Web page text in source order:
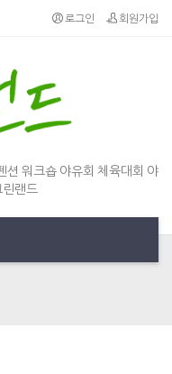
로그인 회원가입
션 워크숍 야유회 체육대회 야
랜드